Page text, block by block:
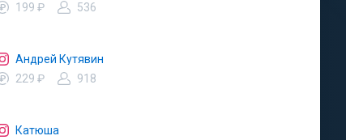
199 ₽
536
Андрей Кутявин
229 ₽
918
Катюша